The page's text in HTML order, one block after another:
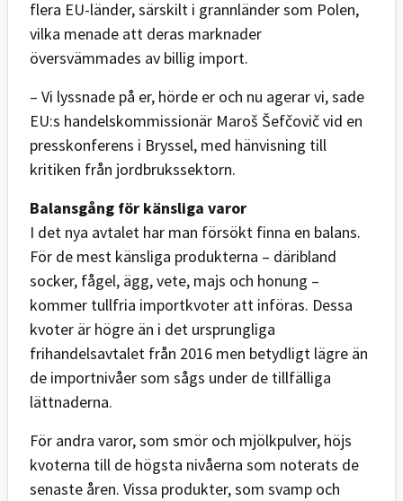
flera EU-länder, särskilt i grannländer som Polen,
vilka menade att deras marknader
översvämmades av billig import.
– Vi lyssnade på er, hörde er och nu agerar vi, sade
EU:s handelskommissionär Maroš Šefčovič vid en
presskonferens i Bryssel, med hänvisning till
kritiken från jordbrukssektorn.
Balansgång för känsliga varor
I det nya avtalet har man försökt finna en balans.
För de mest känsliga produkterna – däribland
socker, fågel, ägg, vete, majs och honung –
kommer tullfria importkvoter att införas. Dessa
kvoter är högre än i det ursprungliga
frihandelsavtalet från 2016 men betydligt lägre än
de importnivåer som sågs under de tillfälliga
lättnaderna.
För andra varor, som smör och mjölkpulver, höjs
kvoterna till de högsta nivåerna som noterats de
senaste åren. Vissa produkter, som svamp och